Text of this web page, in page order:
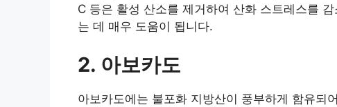
C 등은 활성 산소를 제거하여 산화 스트레스를
는 데 매우 도움이 됩니다.
2. 아보카도
아보카도에는 불포화 지방산이 풍부하게 함유되